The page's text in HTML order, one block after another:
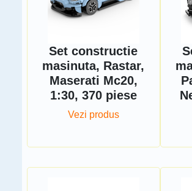
Set constructie
masinuta, Rastar,
Maserati Mc20,
1:30, 370 piese
Vezi produs